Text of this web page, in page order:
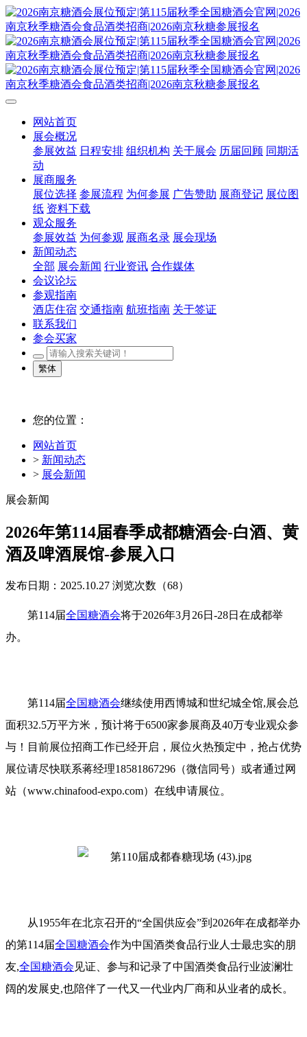
网站首页
展会概况
参展效益 日程安排 组织机构 关于展会 历届回顾 同期活
动
展商服务
展位选择 参展流程 为何参展 广告赞助 展商登记 展位图
纸 资料下载
观众服务
参展效益 为何参观 展商名录 展会现场
新闻动态
全部 展会新闻 行业资讯 合作媒体
会议论坛
参观指南
酒店住宿 交通指南 航班指南 关于签证
联系我们
参会买家
繁体
您的位置：
网站首页
> 新闻动态
> 展会新闻
展会新闻
2026年第114届春季成都糖酒会-白酒、黄
酒及啤酒展馆-参展入口
发布日期：2025.10.27 浏览次数（68）
第114届全国糖酒会将于2026年3月26日-28日在成都举
办。
第114届全国糖酒会继续使用西博城和世纪城全馆,展会总
面积32.5万平方米，预计将于6500家参展商及40万专业观众参
与！目前展位招商工作已经开启，展位火热预定中，抢占优势
展位请尽快联系蒋经理18581867296（微信同号）或者通过网
站（www.chinafood-expo.com）在线申请展位。
从1955年在北京召开的“全国供应会”到2026年在成都举办
的第114届全国糖酒会作为中国酒类食品行业人士最忠实的朋
友,全国糖酒会 见证、参与和记录了中国酒类食品行业波澜壮
阔的发展史,也陪伴了一代又一代业内厂商和从业者的成长。